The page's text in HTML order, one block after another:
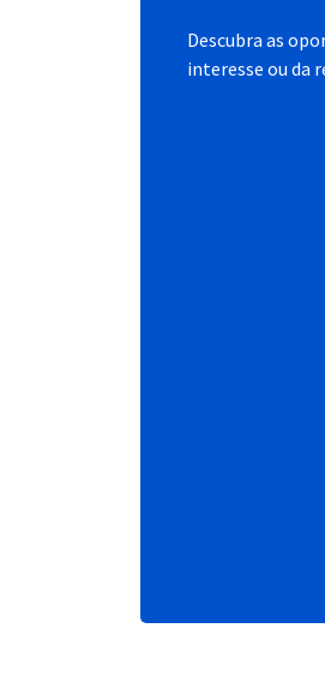
Descubra as
interesse ou da